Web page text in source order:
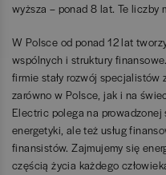
wyższa – ponad 8 lat. Te liczby
W Polsce od ponad 12 lat
wspólnych i struktury
firmie stały rozwój specjalistów
zarówno w Polsce, jak i na
Electric polega na
energetyki, ale też usług
finansistów. Zajmujemy się
częścią życia każdego